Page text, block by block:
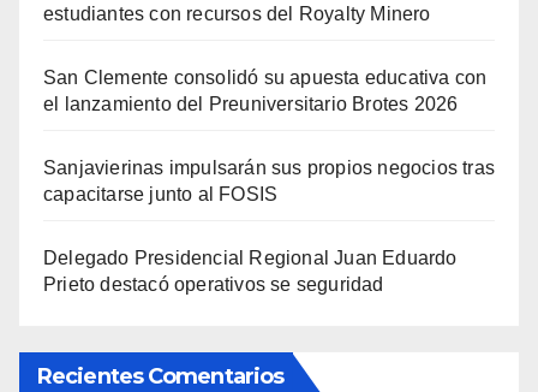
estudiantes con recursos del Royalty Minero
San Clemente consolidó su apuesta educativa con
el lanzamiento del Preuniversitario Brotes 2026
Sanjavierinas impulsarán sus propios negocios tras
capacitarse junto al FOSIS
Delegado Presidencial Regional Juan Eduardo
Prieto destacó operativos se seguridad
Recientes Comentarios